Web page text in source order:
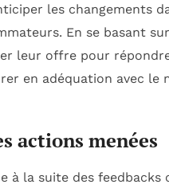
les changements
En se basant
leur offre pour
en adéquation avec le
actions menées
à la suite des feedbacks